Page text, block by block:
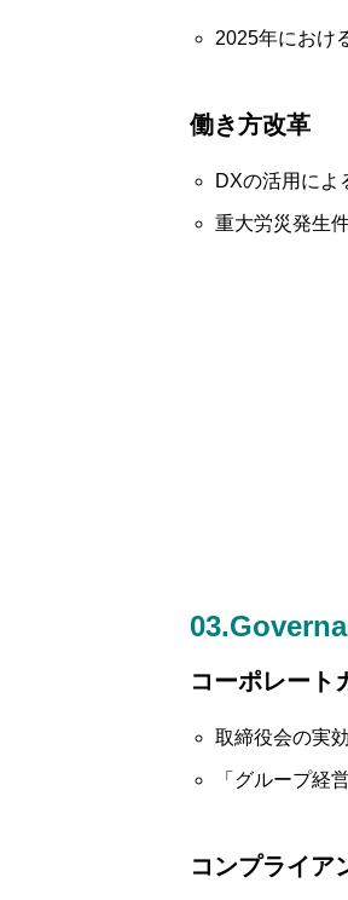
2025年におけ
働き方改革
DXの活用によ
重大労災発生
コーポレート
取締役会の実
「グループ経
コンプライア